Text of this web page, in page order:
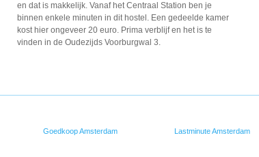
en dat is makkelijk. Vanaf het Centraal Station ben je
binnen enkele minuten in dit hostel. Een gedeelde kamer
kost hier ongeveer 20 euro. Prima verblijf en het is te
vinden in de Oudezijds Voorburgwal 3.
Goedkoop Amsterdam Lastminute Amsterdam